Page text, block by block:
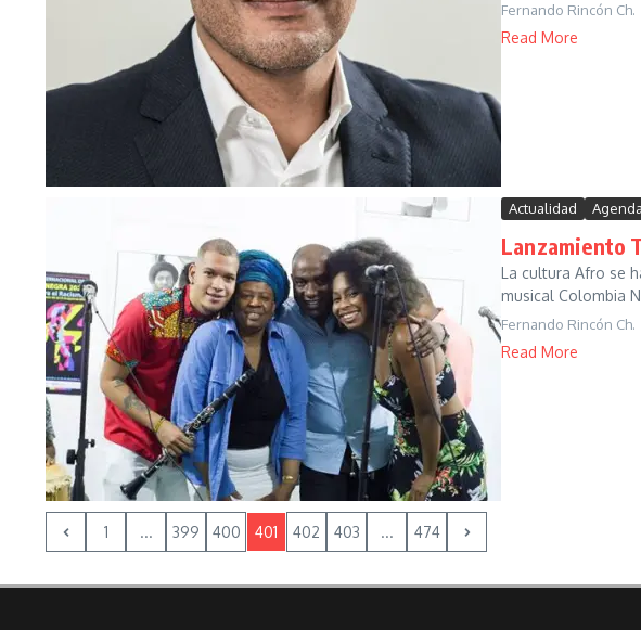
Fernando Rincón Ch.
Read More
Actualidad Agenda
Lanzamiento
La cultura Afro se
musical Colombia
Fernando Rincón Ch.
Read More
1 ... 399 400 401 402 403 ... 474